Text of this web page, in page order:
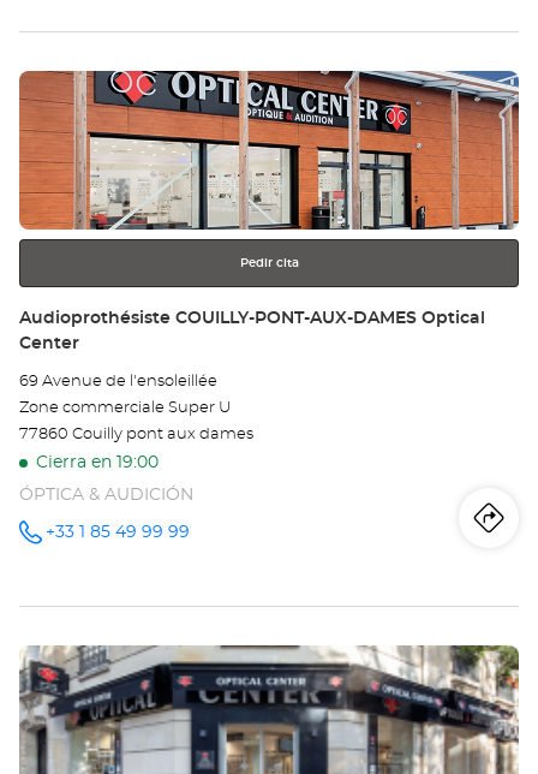
Pulse
ENTER
para
obtener
más
información
Pedir cita
Tienda:
Audioprothésiste COUILLY-PONT-AUX-DAMES Optical
Center
69 Avenue de l'ensoleillée
Zone commerciale Super U
77860 Couilly pont aux dames
Cierra en 19:00
ÓPTICA & AUDICIÓN
número
+33 1 85 49 99 99
a
Pulse
ENTER
para
obtener
más